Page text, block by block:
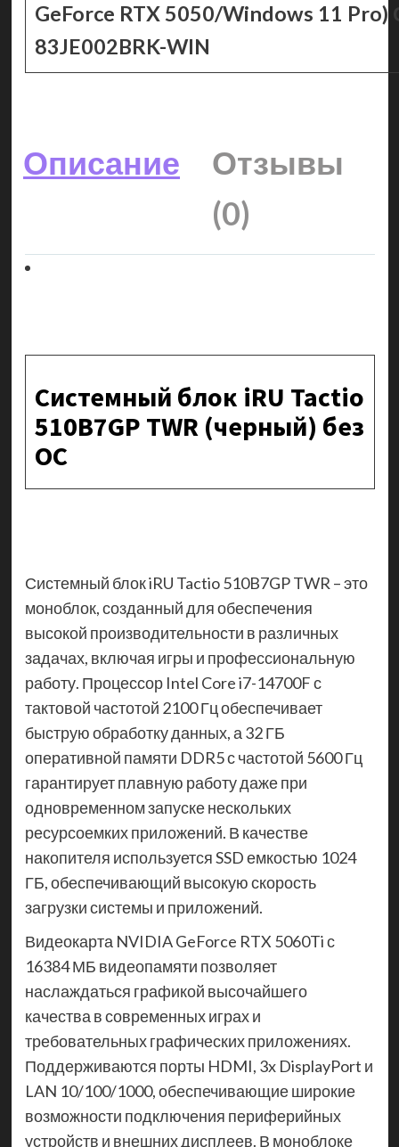
GeForce RTX 5050/Windows 11
83JE002BRK-WIN
Описание
Отзывы
(0)
Системный блок iRU Tactio
510B7GP TWR (черный) без
ОС
Системный блок iRU Tactio 510B7GP TWR – это
моноблок, созданный для обеспечения
высокой производительности в различных
задачах, включая игры и профессиональную
работу. Процессор Intel Core i7-14700F с
тактовой частотой 2100 Гц обеспечивает
быструю обработку данных, а 32 ГБ
оперативной памяти DDR5 с частотой 5600 Гц
гарантирует плавную работу даже при
одновременном запуске нескольких
ресурсоемких приложений. В качестве
накопителя используется SSD емкостью 1024
ГБ, обеспечивающий высокую скорость
загрузки системы и приложений.
Видеокарта NVIDIA GeForce RTX 5060Ti с
16384 МБ видеопамяти позволяет
наслаждаться графикой высочайшего
качества в современных играх и
требовательных графических приложениях.
Поддерживаются порты HDMI, 3x DisplayPort и
LAN 10/100/1000, обеспечивающие широкие
возможности подключения периферийных
устройств и внешних дисплеев. В моноблоке